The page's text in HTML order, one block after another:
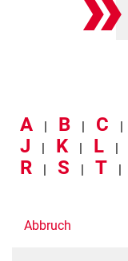
A | B | C |
J | K | L |
R | S | T |
Abbruch